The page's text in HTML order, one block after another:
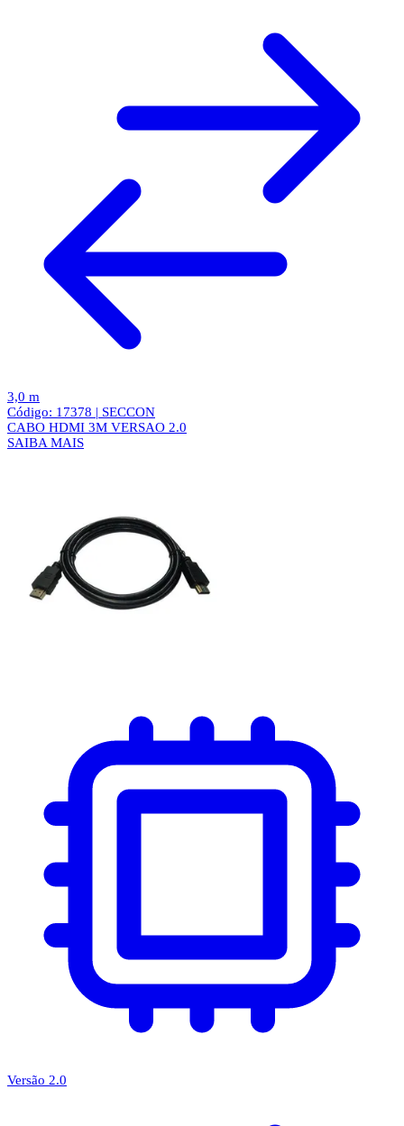
3,0 m
Código: 17378 | SECCON
CABO HDMI 3M VERSAO 2.0
SAIBA MAIS
Versão 2.0